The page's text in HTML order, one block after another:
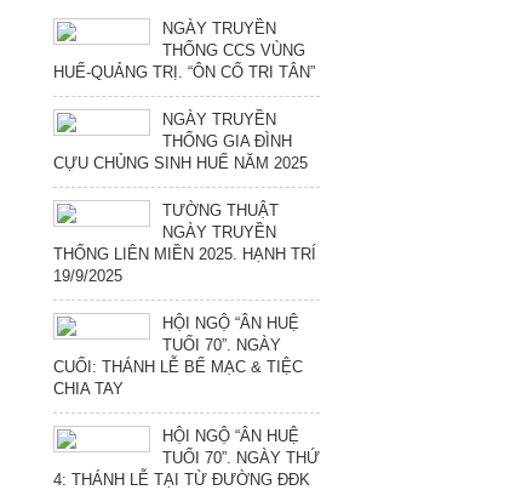
NGÀY TRUYỀN
THỐNG CCS VÙNG
HUẾ-QUẢNG TRỊ. “ÔN CỐ TRI TÂN”
NGÀY TRUYỀN
THỐNG GIA ĐÌNH
CỰU CHỦNG SINH HUẾ NĂM 2025
TƯỜNG THUẬT
NGÀY TRUYỀN
THỐNG LIÊN MIỀN 2025. HẠNH TRÍ
19/9/2025
HỘI NGỘ “ÂN HUỆ
TUỔI 70”. NGÀY
CUỐI: THÁNH LỄ BẾ MẠC & TIỆC
CHIA TAY
HỘI NGỘ “ÂN HUỆ
TUỔI 70”. NGÀY THỨ
4: THÁNH LỄ TẠI TỪ ĐƯỜNG ĐĐK